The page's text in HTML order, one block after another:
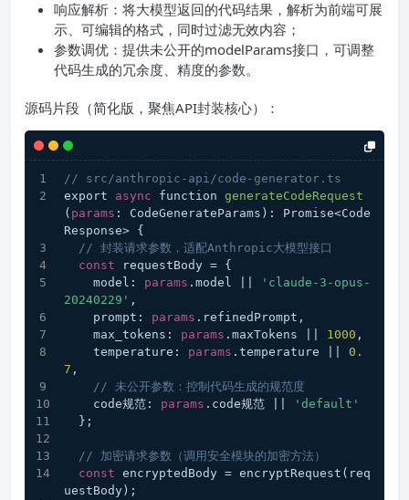
响应解析：将大模型返回的代码结果，解析为前端可展
示、可编辑的格式，同时过滤无效内容；
参数调优：提供未公开的modelParams接口，可调整
代码生成的冗余度、精度的参数。
源码片段（简化版，聚焦API封装核心）：
// src/anthropic-api/code-generator.ts
export async function generateCodeRequest
( params : CodeGenerateParams ): Promise<Code
Response> {
// 封装请求参数，适配Anthropic大模型接口
const requestBody = {
    model:
params .model ||
'claude-3-opus-
20240229' ,
    prompt:
params .refinedPrompt,
    max_tokens:
params .maxTokens || 1000 ,
    temperature:
params .temperature || 0.
7 ,
// 未公开参数：控制代码生成的规范度
    code规范:
params .code规范 ||
'default'
  };
// 加密请求参数（调用安全模块的加密方法）
const encryptedBody = encryptRequest(req
uestBody);